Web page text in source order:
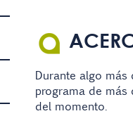
Durante algo más
programa de más
del momento.